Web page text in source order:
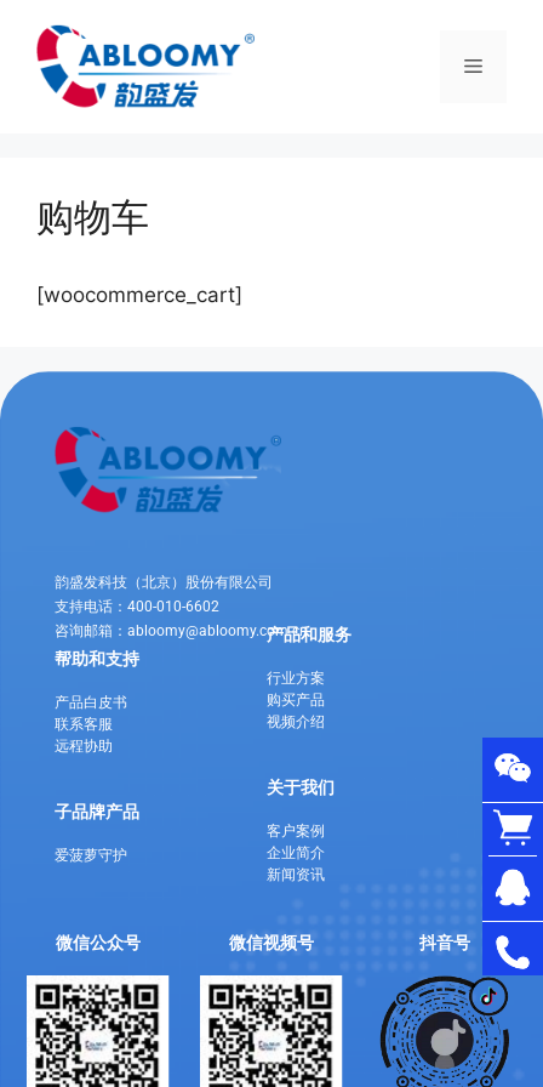
购物车
[woocommerce_cart]
韵盛发科技（北京）股份有限公司
支持电话：400-010-6602
咨询邮箱：abloomy@abloomy.com.cn
帮助和支持
产品白皮书
联系客服
远程协助
子品牌产品
爱菠萝守护
产品和服务
行业方案
购买产品
视频介绍
关于我们
客户案例
企业简介
新闻资讯
微信公众号 微信视频号 抖音号